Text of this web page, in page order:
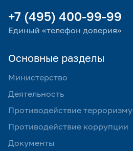
+7 (495) 400-99-99
Единый «телефон доверия»
Основные разделы
Министерство
Деятельность
Противодействие терроризму
Противодействие коррупции
Документы